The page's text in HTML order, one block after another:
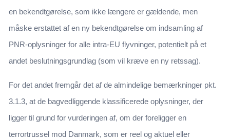
en bekendtgørelse, som ikke længere er gældende, men
måske erstattet af en ny bekendtgørelse om indsamling af
PNR-oplysninger for alle intra-EU flyvninger, potentielt på et
andet beslutningsgrundlag (som vil kræve en ny retssag).
For det andet fremgår det af de almindelige bemærkninger pkt.
3.1.3, at de bagvedliggende klassificerede oplysninger, der
ligger til grund for vurderingen af, om der foreligger en
terrortrussel mod Danmark, som er reel og aktuel eller